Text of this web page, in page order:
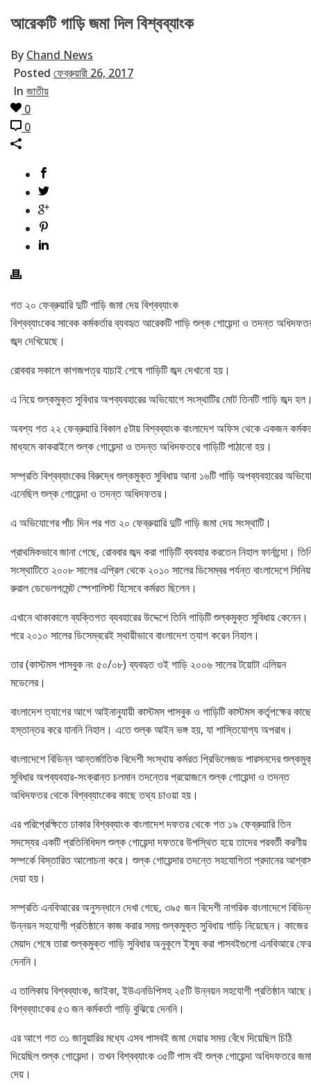
আরেকটি গাড়ি জমা দিল বিশ্বব্যাংক
By Chand News
Posted ফেব্রুয়ারী 26, 2017
In জাতীয়
0
0
গত ২০ ফেব্রুয়ারি দুটি গাড়ি জমা দেয় বিশ্বব্যাংক
বিশ্বব্যাংকের সাবেক কর্মকর্তার ব্যবহৃত আরেকটি গাড়ি শুল্ক গোয়েন্দা ও তদন্ত
জব্দ দেখিয়েছে।
রোববার সকালে কাগজপত্র যাচাই শেষে গাড়িটি জব্দ দেখানো হয়।
এ নিয়ে শুল্কমুক্ত সুবিধার অপব্যবহারের অভিযোগে সংস্থাটির মোট তিনটি গাড়ি জব্দ
অবশ্য গত ২২ ফেব্রুয়ারি বিকাল ৫টায় বিশ্বব্যাংক বাংলাদেশ অফিস থেকে একজন
মাধ্যমে কাকরাইলে শুল্ক গোয়েন্দা ও তদন্ত অধিদফতরে গাড়িটি পাঠানো হয়।
সম্প্রতি বিশ্বব্যাংকের বিরুদ্ধে শুল্কমুক্ত সুবিধায় আনা ১৬টি গাড়ি অপব্যবহারের
এনেছিল শুল্ক গোয়েন্দা ও তদন্ত অধিদফতর।
এ অভিযোগের পাঁচ দিন পর গত ২০ ফেব্রুয়ারি দুটি গাড়ি জমা দেয় সংস্থাটি।
প্রাথমিকভাবে জানা গেছে, রোববার জব্দ করা গাড়িটি ব্যবহার করতেন নিহাল ফার্নান্দো।
সংস্থাটিতে ২০০৮ সালের এপ্রিল থেকে ২০১০ সালের ডিসেম্বর পর্যন্ত বাংলাদেশে
রুরাল ডেভেলপমেন্ট স্পেশালিস্ট হিসেবে কর্মরত ছিলেন।
এখানে থাকাকালে ব্যক্তিগত ব্যবহারের উদ্দেশে তিনি গাড়িটি শুল্কমুক্ত সুবিধায় কেনেন।
পরে ২০১০ সালের ডিসেম্বরেই স্থায়ীভাবে বাংলাদেশ ত্যাগ করেন নিহাল।
তার (কাস্টমস পাসবুক নং ৫০/০৮) ব্যবহৃত ওই গাড়ি ২০০৬ সালের টয়োটা এলিয়ন
মডেলের।
বাংলাদেশ ত্যাগের আগে আইনানুযায়ী কাস্টমস পাসবুক ও গাড়িটি কাস্টমস কর্তৃপক্ষের কাছে
হস্তান্তর করে যাননি নিহাল। এতে শুল্ক আইন ভঙ্গ হয়, যা শাস্তিযোগ্য অপরাধ।
বাংলাদেশে বিভিন্ন আন্তর্জাতিক বিদেশী সংস্থায় কর্মরত প্রিভিলেজড পারসনদের
সুবিধার অপব্যবহার-সংক্রান্ত চলমান তদন্তের প্রয়োজনে শুল্ক গোয়েন্দা ও তদন্ত
অধিদফতর থেকে বিশ্বব্যাংকের কাছে তথ্য চাওয়া হয়।
এর পরিপ্রেক্ষিতে ঢাকার বিশ্বব্যাংক বাংলাদেশ দফতর থেকে গত ১৯ ফেব্রুয়ারি তিন
সদস্যের একটি প্রতিনিধিদল শুল্ক গোয়েন্দা দফতরে উপস্থিত হয়ে তাদের পরবর্তী করণীয়
সম্পর্কে বিস্তারিত আলোচনা করে। শুল্ক গোয়েন্দার তদন্তে সহযোগিতা প্রদানের
দেয়া হয়।
সম্প্রতি এনবিআরের অনুসন্ধানে দেখা গেছে, ৩৯৫ জন বিদেশী নাগরিক বাংলাদেশে
উন্নয়ন সহযোগী প্রতিষ্ঠানে কাজ করার সময় শুল্কমুক্ত সুবিধায় গাড়ি নিয়েছেন। কাজের
মেয়াদ শেষে তারা শুল্কমুক্ত গাড়ি সুবিধার অনুকূলে ইস্যু করা পাসবইগুলো এনবিআরে
দেননি।
এ তালিকায় বিশ্বব্যাংক, জাইকা, ইউএনডিপিসহ ২৫টি উন্নয়ন সহযোগী প্রতিষ্ঠান
বিশ্বব্যাংকের ৫৩ জন কর্মকর্তা গাড়ি বুঝিয়ে দেননি।
এর আগে গত ৩১ জানুয়ারির মধ্যে এসব পাসবই জমা দেয়ার সময় বেঁধে দিয়েছিল চিঠি
দিয়েছিল শুল্ক গোয়েন্দা। তখন বিশ্বব্যাংক ৩৫টি পাস বই শুল্ক গোয়েন্দা অধিদফতরে জমা
দেয়।